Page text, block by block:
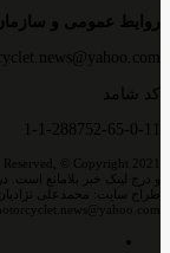
روایط عمومی و
کد شامد
1-1-288752-65-0-11
و درج لینک خبر بلامانع است.
طراح سایت: محمدعلی
motorcyclet.news@yahoo.com